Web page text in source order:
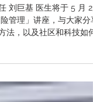
及康复支援
刘巨基 医生将于 5 月 23
险管理——中风的预防、
年 5 月 23 日（星期